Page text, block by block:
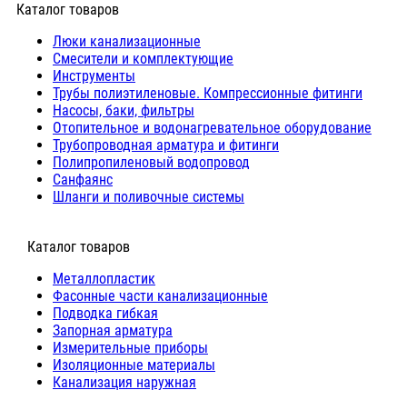
Каталог товаров
Люки канализационные
Cмесители и комплектующие
Инструменты
Трубы полиэтиленовые. Компрессионные фитинги
Насосы, баки, фильтры
Отопительное и водонагревательное оборудование
Трубопроводная арматура и фитинги
Полипропиленовый водопровод
Санфаянс
Шланги и поливочные системы
⠀Каталог товаров
Металлопластик
Фасонные части канализационные
Подводка гибкая
Запорная арматура
Измерительные приборы
Изоляционные материалы
Канализация наружная